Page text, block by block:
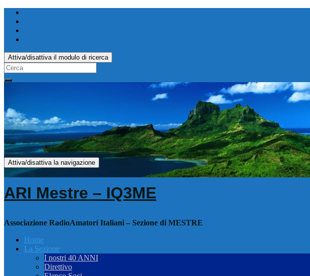
Attiva/disattiva il modulo di ricerca
Search
for:
Attiva/disattiva la navigazione
ARI Mestre – IQ3ME
Associazione RadioAmatori Italiani – Sezione di MESTRE
Home
La Sezione
I nostri 40 ANNI
Direttivo